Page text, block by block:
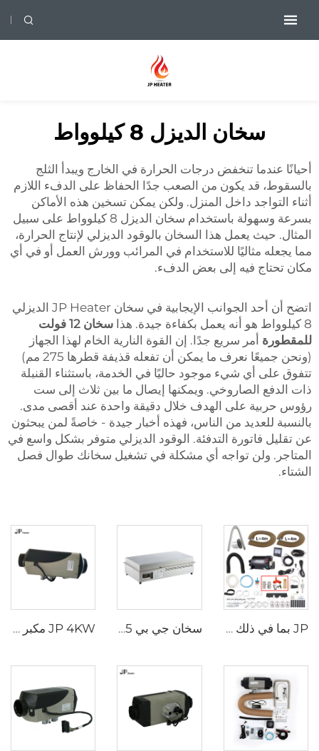
سخان الديزل 8 كيلوواط
أحيانًا عندما تنخفض درجات الحرارة في الخارج ويبدأ الثلج
بالسقوط، قد يكون من الصعب جدًا الحفاظ على الدفء اللازم
أثناء التواجد داخل المنزل. ولكن يمكن تسخين هذه الأماكن
بسرعة وسهولة باستخدام سخان الديزل 8 كيلوواط على سبيل
المثال. حيث يعمل هذا السخان بالوقود الديزلي لإنتاج الحرارة،
مما يجعله مثاليًا للاستخدام في المرائب وورش العمل أو في أي
مكان تحتاج فيه إلى بعض الدفء.
اتضح أن أحد الجوانب الإيجابية في سخان JP Heater الديزلي
8 كيلوواط هو أنه يعمل بكفاءة جيدة. هذا
سخان 12 فولت
للمقطورة أمر سريع جدًا. إن القوة النارية الخام لهذا الجهاز
(ونحن جميعًا نعرف ما يمكن أن تفعله قذيفة قطرها 275 مم)
تتفوق على أي شيء موجود حاليًا في الخدمة، باستثناء القنبلة
ذات الدفع الصاروخي. ويمكنها إيصال ما بين ثلاث إلى ست
رؤوس حربية على الهدف خلال دقيقة واحدة عند أقصى مدى.
بالنسبة للعديد من الناس، فهذه أخبار جيدة - خاصةً لمن يبحثون
عن تقليل فاتورة التدفئة. الوقود الديزلي متوفر بشكل واسع في
المتاجر. ولن تواجه أي مشكلة في تشغيل سخانك طوال فصل
الشتاء.
JP بما في ذلك أجزاء الصمامات 4KW الديزل + 2kw الكهربائية 220V 12V الماء الساخن والهواء الساخن كومبي سخان Bluetooth App Controller سخان جي بي 4.5 كيلوواط مقلاة ديزل محمولة موقد 12 فولت مقلاة ديزل JP 4KW مكبر هوائي لجميع المركبات محرك الديزل محرك الوقوف 12V 24V محرك هوائي